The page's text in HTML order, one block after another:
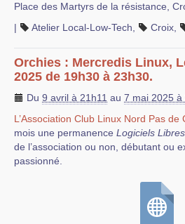
Place des Martyrs de la résistance,
|
Atelier Local-Low-Tech Croix
Orchies : Mercredis Linux,
2025 de 19h30 à 23h30.
Du 9 avril à 21h11 au 7 mai 2025 à
L’Association Club Linux Nord Pas de
mois une permanence Logiciels Libres
de l’association ou non, débutant ou
passionné.